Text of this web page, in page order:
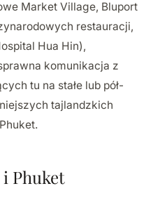
Market Village, Bluport
restauracji,
Hua Hin),
komunikacja z
tu na stałe lub pół-
tajlandzkich
i Phuket